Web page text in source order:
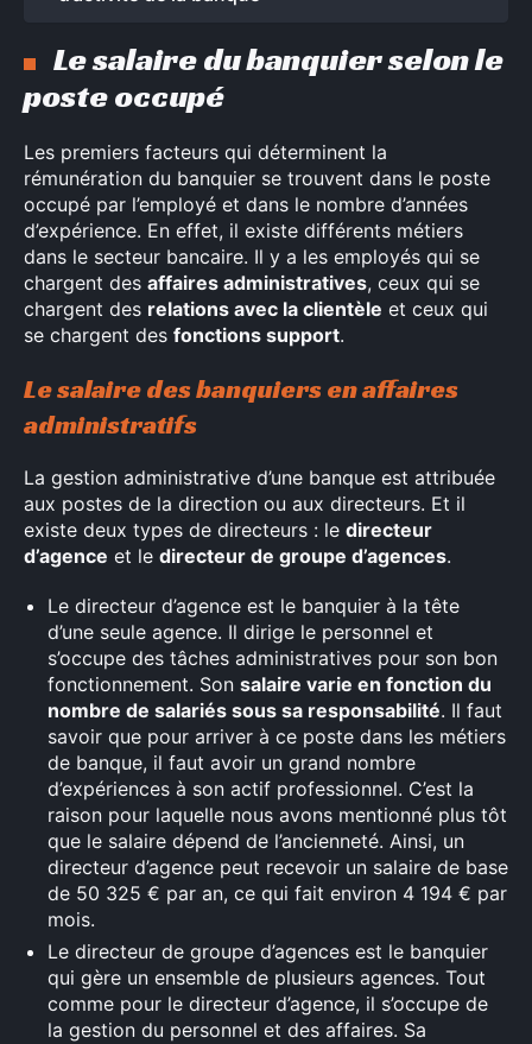
Le salaire du banquier selon le
poste occupé
Les premiers facteurs qui déterminent la
rémunération du banquier se trouvent dans le poste
occupé par l’employé et dans le nombre d’années
d’expérience. En effet, il existe différents métiers
dans le secteur bancaire. Il y a les employés qui se
chargent des affaires administratives, ceux qui se
chargent des relations avec la clientèle et ceux qui
se chargent des fonctions support.
Le salaire des banquiers en affaires
administratifs
La gestion administrative d’une banque est attribuée
aux postes de la direction ou aux directeurs. Et il
existe deux types de directeurs : le directeur
d’agence et le directeur de groupe d’agences.
Le directeur d’agence est le banquier à la tête
d’une seule agence. Il dirige le personnel et
s’occupe des tâches administratives pour son bon
fonctionnement. Son salaire varie en fonction du
nombre de salariés sous sa responsabilité. Il faut
savoir que pour arriver à ce poste dans les métiers
de banque, il faut avoir un grand nombre
d’expériences à son actif professionnel. C’est la
raison pour laquelle nous avons mentionné plus tôt
que le salaire dépend de l’ancienneté. Ainsi, un
directeur d’agence peut recevoir un salaire de base
de 50 325 € par an, ce qui fait environ 4 194 € par
mois.
Le directeur de groupe d’agences est le banquier
qui gère un ensemble de plusieurs agences. Tout
comme pour le directeur d’agence, il s’occupe de
la gestion du personnel et des affaires. Sa